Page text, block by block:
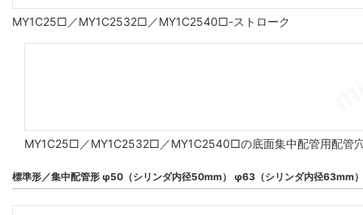
MY1C25□／MY1C2532□／MY1C2540□-ストローク
MY1C25□／MY1C2532□／MY1C2540□の底面集中配管用配管
標準形／集中配管形 φ50（シリンダ内径50mm） φ63（シリンダ内径63mm）